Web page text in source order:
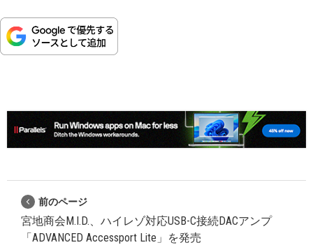
前のページ
宮地商会M.I.D.、ハイレゾ対応USB-C接続DACアンプ
「ADVANCED Accessport Lite」を発売